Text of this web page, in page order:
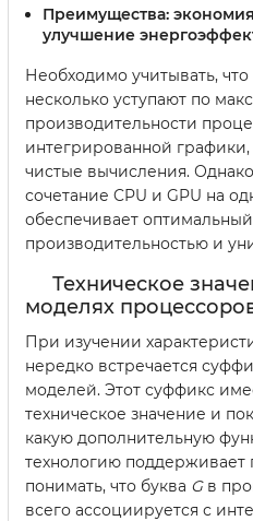
Преимущества:
улучшение
Необходимо учитывать,
несколько уступают по
производительности
интегрированной
чистые вычисления.
сочетание CPU и GPU на
обеспечивает
производительностью и
Техническое
моделях
При изучении
нередко встречается
моделей. Этот суффикс
техническое значение и
какую дополнительную
технологию
понимать, что буква Gв
всего ассоциируется с